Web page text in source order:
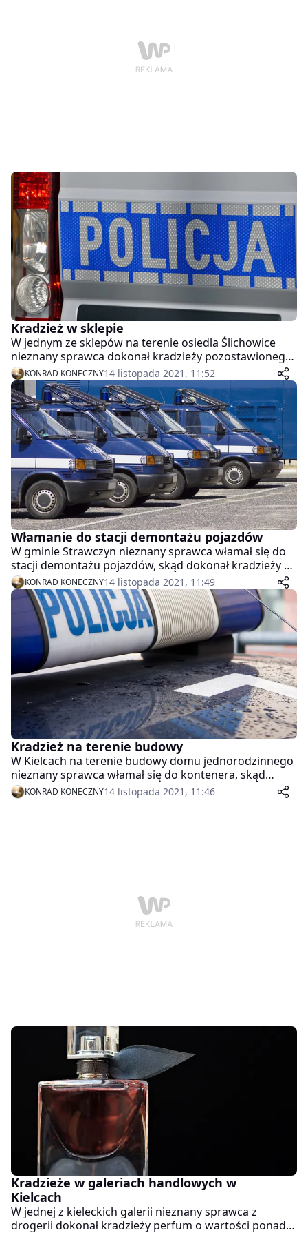
przypuszczeń kryminalnych był znajdujący się na
posesji motocykl. 41- latek, który w swoim organizmie
miał blisko 2,5 promila, został zatrzymany.
Kradzież w sklepie
W jednym ze sklepów na terenie osiedla Ślichowice
nieznany sprawca dokonał kradzieży pozostawionego
portfela z zawartością dokumentów, dwóch kart
płatniczych oraz gotówki w kwocie 350 złotych.
Następnie sprawca przy użyciu przywłaszczonych kart
dokonał 2 płatności za zakupy w sklepach, powodując
straty w kwocie blisko 20 złotych. Zdarzenie miało
miejsce 13 listopada 2021 r.
KONRAD KONECZNY14 listopada 2021, 11:52
Włamanie do stacji demontażu pojazdów
W gminie Strawczyn nieznany sprawca włamał się do
stacji demontażu pojazdów, skąd dokonał kradzieży 5
katalizatorów. Zgłaszający określił wartość strat na
kwotę 5000 złotych. Zdarzenie miało miejsce 13
listopada 2021 r.
KONRAD KONECZNY14 listopada 2021, 11:49
Kradzież na terenie budowy
W Kielcach na terenie budowy domu jednorodzinnego
nieznany sprawca włamał się do kontenera, skąd
dokonał kradzieży 3 wkrętarek z ładowarkami,
wiertarki, pilarki oraz 50 metrów kabli elektrycznych.
KONRAD KONECZNY14 listopada 2021, 11:46
Kradzieże w galeriach handlowych w
Kielcach
W jednej z kieleckich galerii nieznany sprawca z
drogerii dokonał kradzieży perfum o wartości ponad